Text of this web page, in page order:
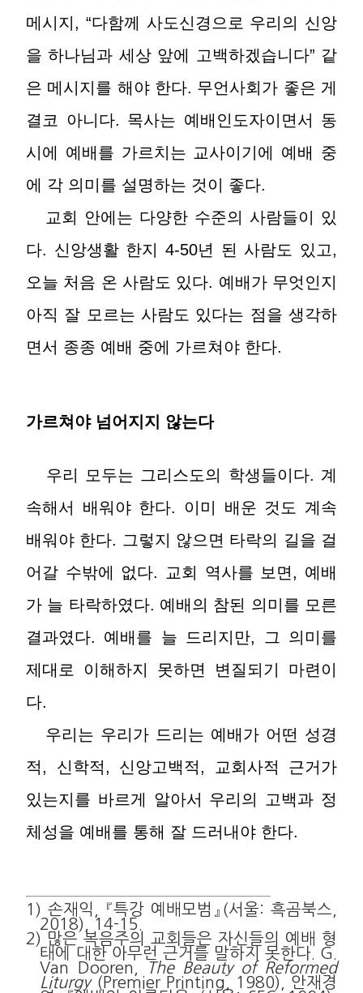
메시지, “다함께 사도신경으로 우리의 신앙
을 하나님과 세상 앞에 고백하겠습니다” 같
은 메시지를 해야 한다. 무언사회가 좋은 게
결코 아니다. 목사는 예배인도자이면서 동
시에 예배를 가르치는 교사이기에 예배 중
에 각 의미를 설명하는 것이 좋다.
교회 안에는 다양한 수준의 사람들이 있
다. 신앙생활 한지 4-50년 된 사람도 있고,
오늘 처음 온 사람도 있다. 예배가 무엇인지
아직 잘 모르는 사람도 있다는 점을 생각하
면서 종종 예배 중에 가르쳐야 한다.
가르쳐야 넘어지지 않는다
우리 모두는 그리스도의 학생들이다. 계
속해서 배워야 한다. 이미 배운 것도 계속
배워야 한다. 그렇지 않으면 타락의 길을 걸
어갈 수밖에 없다. 교회 역사를 보면, 예배
가 늘 타락하였다. 예배의 참된 의미를 모른
결과였다. 예배를 늘 드리지만, 그 의미를
제대로 이해하지 못하면 변질되기 마련이
다.
우리는 우리가 드리는 예배가 어떤 성경
적, 신학적, 신앙고백적, 교회사적 근거가
있는지를 바르게 알아서 우리의 고백과 정
체성을 예배를 통해 잘 드러내야 한다.
1) 손재익, 『특강 예배모범』(서울: 흑곰북스,
2018), 14-15.
2) 많은 복음주의 교회들은 자신들의 예배 형
태에 대한 아무런 근거를 말하지 못한다. G.
Van Dooren,
The Beauty of Reformed
Liturgy(Premier Printing, 1980), 안재경